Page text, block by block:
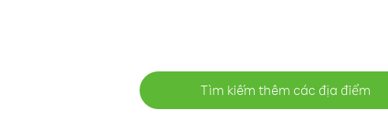
Tìm kiếm thêm các địa điểm